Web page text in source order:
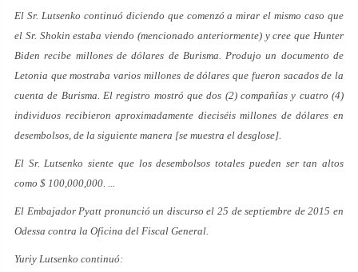
El Sr. Lutsenko continuó diciendo que comenzó a mirar el mismo caso que
el Sr. Shokin estaba viendo (mencionado anteriormente) y cree que Hunter
Biden recibe millones de dólares de Burisma. Produjo un documento de
Letonia que mostraba varios millones de dólares que fueron sacados de la
cuenta de Burisma. El registro mostró que dos (2) compañías y cuatro (4)
individuos recibieron aproximadamente dieciséis millones de dólares en
desembolsos, de la siguiente manera [se muestra el desglose].
El Sr. Lutsenko siente que los desembolsos totales pueden ser tan altos
como $ 100,000,000. ...
El Embajador Pyatt pronunció un discurso el 25 de septiembre de 2015 en
Odessa contra la Oficina del Fiscal General.
Yuriy Lutsenko continuó: